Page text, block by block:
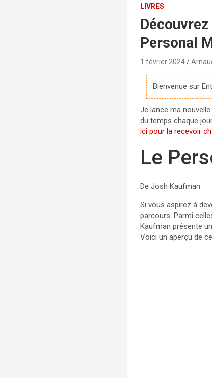
LIVRES
Personal
1 février 2024
Bienvenue sur
Je lance ma
du temps chaque
ici pour la recevoir
Le
De Josh Kaufman
Si vous aspirez à
parcours. Parmi
Kaufman présente
Voici un aperçu de